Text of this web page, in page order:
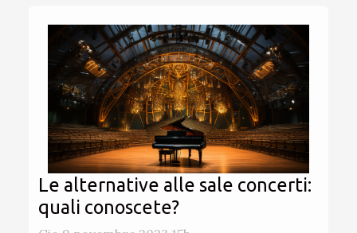
Le alternative alle sale concerti:
quali conoscete?